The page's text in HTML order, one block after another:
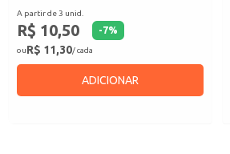
A partir de 3 unid.
R$ 10,50 -7%
ouR$ 11,30/ cada
ADICIONAR